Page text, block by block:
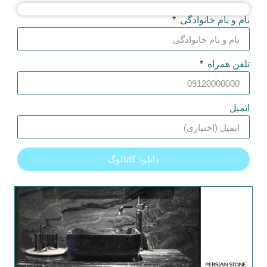
نام و نام خانوادگی
تلفن همراه
ایمیل
دانلود کاتالوگ